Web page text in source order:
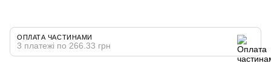
ОПЛАТА ЧАСТИНАМИ
3 платежі по 266.33 грн